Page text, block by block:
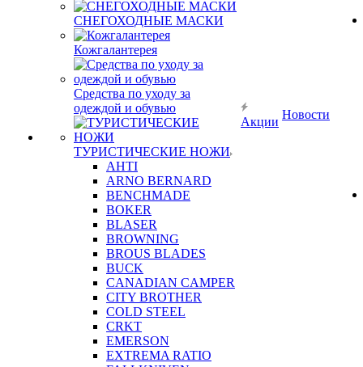
СНЕГОХОДНЫЕ МАСКИ
Кожгалантерея
Средства по уходу за
одеждой и обувью
ТУРИСТИЧЕСКИЕ НОЖИ
AHTI
ARNO BERNARD
BENCHMADE
BOKER
BLASER
BROWNING
BROUS BLADES
BUCK
CANADIAN CAMPER
CITY BROTHER
COLD STEEL
CRKT
EMERSON
EXTREMA RATIO
Акции
Новости